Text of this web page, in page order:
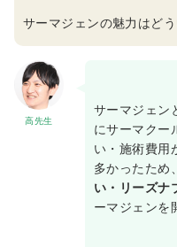
サーマジェンの魅力はど
高先生
サーマジェン
にサーマクー
い・施術費用
多かったため、
い・リーズナ
ーマジェンを